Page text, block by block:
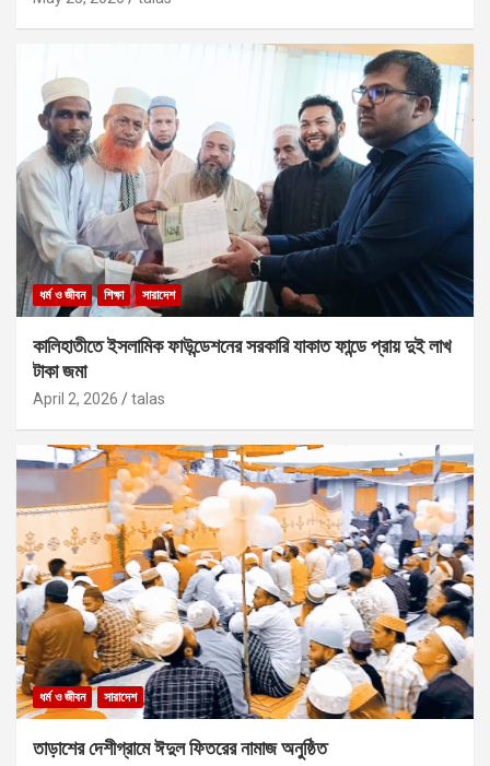
ধর্ম ও জীবন শিক্ষা সারাদেশ
কালিহাতীতে ইসলামিক ফাউন্ডেশনের সরকারি যাকাত ফান্ডে প্রায় দুই লাখ
টাকা জমা
April 2, 2026 talas
ধর্ম ও জীবন সারাদেশ
তাড়াশের দেশীগ্রামে ঈদুল ফিতরের নামাজ অনুষ্ঠিত